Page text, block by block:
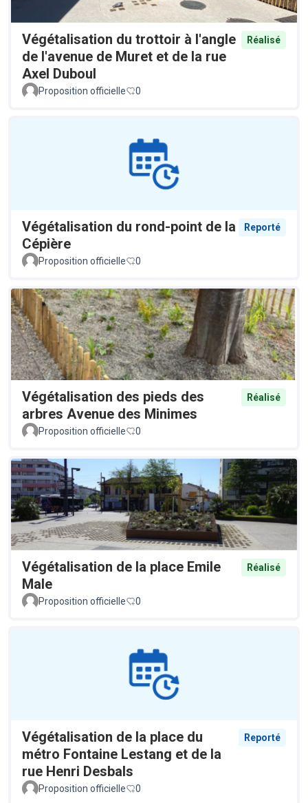
Végétalisation du trottoir à l'angle
de l'avenue de Muret et de la rue
Axel Duboul
Réalisé
Proposition officielle 0
Végétalisation du rond-point de la
Cépière
Reporté
Proposition officielle 0
Végétalisation des pieds des
arbres Avenue des Minimes
Réalisé
Proposition officielle 0
Végétalisation de la place Emile
Male
Réalisé
Proposition officielle 0
Végétalisation de la place du
métro Fontaine Lestang et de la
rue Henri Desbals
Reporté
Proposition officielle 0